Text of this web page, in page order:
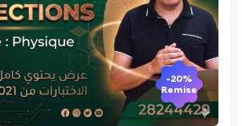
-20%
Remise